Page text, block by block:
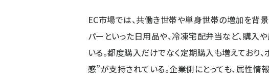
EC市場では、共働き世帯や単身世帯の増加を背景
パーといった日用品や、冷凍宅配弁当など、購入
いる。都度購入だけでなく定期購入も増えており
感”が支持されている。企業側にとっても、属性